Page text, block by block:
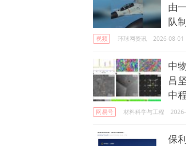
由
队
视频 环球网资讯 2026-08-01
中
吕
中
网易号 材料科学与工程
保